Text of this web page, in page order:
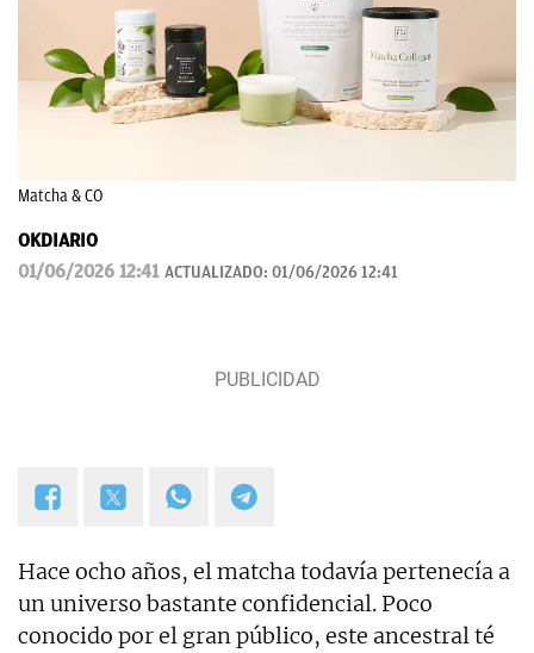
Matcha & CO
OKDIARIO
01/06/2026 12:41 ACTUALIZADO: 01/06/2026 12:41
Hace ocho años, el matcha todavía pertenecía a
un universo bastante confidencial. Poco
conocido por el gran público, este ancestral té